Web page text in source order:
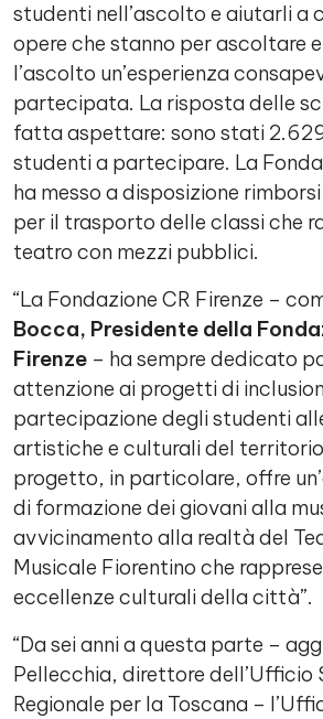
studenti nell’ascolto e aiutarli a
opere che stanno per ascoltare
l’ascolto un’esperienza
partecipata. La risposta delle
fatta aspettare: sono stati
studenti a partecipare. La
ha messo a disposizione
per il trasporto delle classi che
teatro con mezzi pubblici.
“La Fondazione CR Firenze –
Bocca, Presidente della
Firenze – ha sempre dedicato
attenzione ai progetti di
partecipazione degli studenti
artistiche e culturali del
progetto, in particolare, offre
di formazione dei giovani alla
avvicinamento alla realtà del
Musicale Fiorentino che
eccellenze culturali della città”.
“Da sei anni a questa parte –
Pellecchia, direttore dell’Ufficio
Regionale per la Toscana –